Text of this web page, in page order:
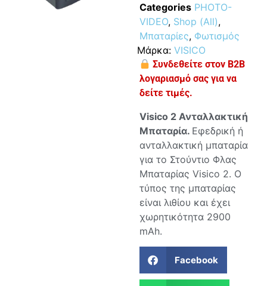
Categories PHOTO-
VIDEO, Shop (All),
Μπαταρίες, Φωτισμός
Μάρκα: VISICO
Συνδεθείτε στον B2B
λογαριασμό σας για να
δείτε τιμές.
Visico 2 Ανταλλακτική
Μπαταρία. Εφεδρική ή
ανταλλακτική μπαταρία
για το Στούντιο Φλας
Μπαταρίας Visico 2. Ο
τύπος της μπαταρίας
είναι λιθίου και έχει
χωρητικότητα 2900
mAh.
Facebook